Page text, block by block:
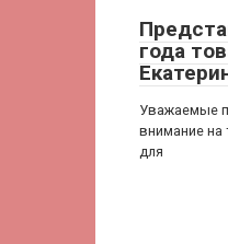
года
Уважаемые
внимание на
для